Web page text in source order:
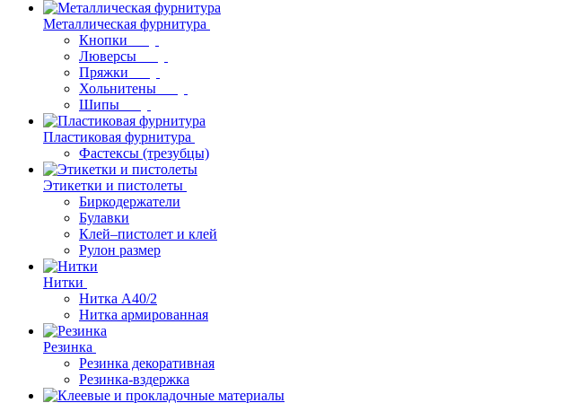
Металлическая фурнитура
Кнопки
Люверсы
Пряжки
Хольнитены
Шипы
Пластиковая фурнитура
Фастексы (трезубцы)
Этикетки и пистолеты
Биркодержатели
Булавки
Клей–пистолет и клей
Рулон размер
Нитки
Нитка А40/2
Нитка армированная
Резинка
Резинка декоративная
Резинка-вздержка